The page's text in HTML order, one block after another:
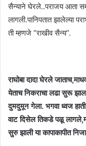
सैन्याने घेरले..पराजय आता
लागली.पानिपतात झालेल्या
ती म्हणजे “राखीव सैन्य”.
राघोबा दादा घेरले
येताच निकराचा लढा सुरू
दुमदुमून गेला. भगवा ध्वज
वाट दिसेल तिकडे पळू
सुरु झाली या कापाकापीत